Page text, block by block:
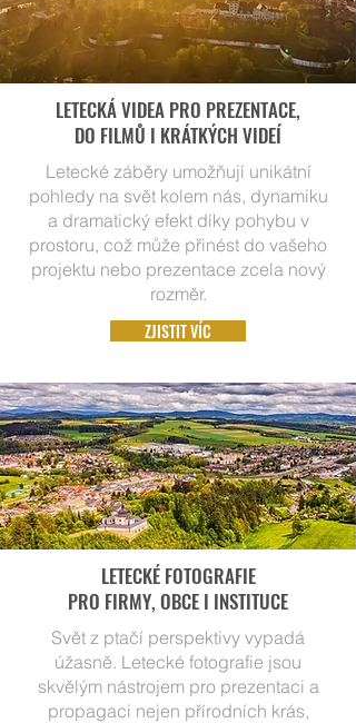
LETECKÁ VIDEA PRO PREZENTACE,
DO FILMŮ I KRÁTKÝCH VIDEÍ
Letecké záběry umožňují unikátní
pohledy na svět kolem nás, dynamiku
a dramatický efekt díky pohybu v
prostoru, což může přinést do vašeho
projektu nebo prezentace zcela nový
rozměr.
ZJISTIT VÍC
LETECKÉ FOTOGRAFIE
PRO FIRMY, OBCE I INSTITUCE
Svět z ptačí perspektivy vypadá
úžasně. Letecké fotografie jsou
skvělým nástrojem pro prezentaci a
propagaci nejen přírodních krás,